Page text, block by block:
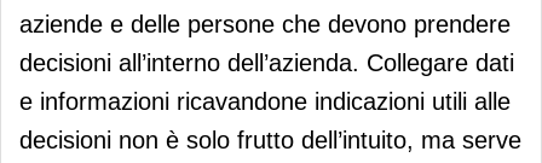
aziende e delle persone che devono prendere
decisioni all’interno dell’azienda. Collegare dati
e informazioni ricavandone indicazioni utili alle
decisioni non è solo frutto dell’intuito, ma serve